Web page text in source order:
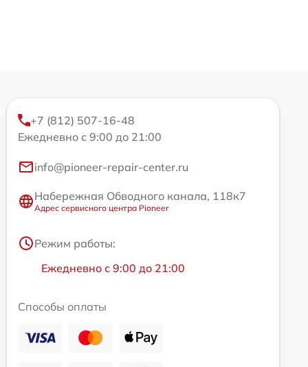
+7 (812) 507-16-48
Ежедневно с 9:00 до 21:00
info@pioneer-repair-center.ru
Набережная Обводного канала, 118к7
Адрес сервисного центра Pioneer
Режим работы:
Ежедневно с 9:00 до 21:00
Способы оплаты